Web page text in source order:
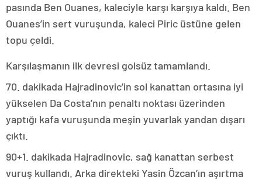
pasında Ben Ouanes, kaleciyle karşı karşıya kaldı. Ben
Ouanes’in sert vuruşunda, kaleci Piric üstüne gelen
topu çeldi.
Karşılaşmanın ilk devresi golsüz tamamlandı.
70. dakikada Hajradinovic’in sol kanattan ortasına iyi
yükselen Da Costa’nın penaltı noktası üzerinden
yaptığı kafa vuruşunda meşin yuvarlak yandan dışarı
çıktı.
90+1. dakikada Hajradinovic, sağ kanattan serbest
vuruş kullandı. Arka direkteki Yasin Özcan’ın aşırtma